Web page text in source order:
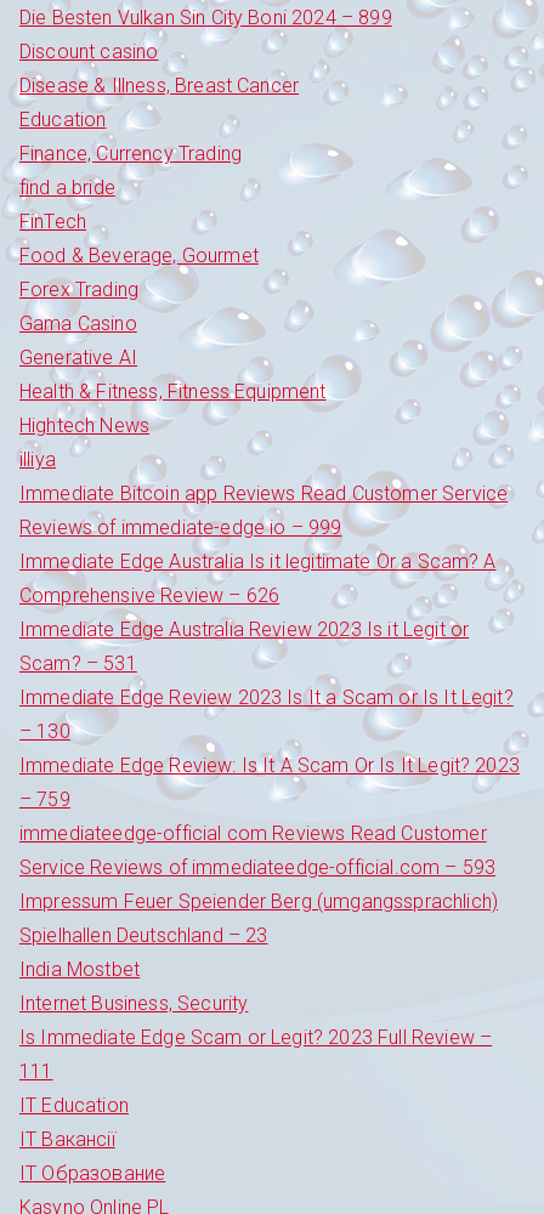
Die Besten Vulkan Sin City Boni 2024 – 899
Discount casino
Disease & Illness, Breast Cancer
Education
Finance, Currency Trading
find a bride
FinTech
Food & Beverage, Gourmet
Forex Trading
Gama Casino
Generative AI
Health & Fitness, Fitness Equipment
Hightech News
illiya
Immediate Bitcoin app Reviews Read Customer Service
Reviews of immediate-edge io – 999
Immediate Edge Australia Is it legitimate Or a Scam? A
Comprehensive Review – 626
Immediate Edge Australia Review 2023 Is it Legit or
Scam? – 531
Immediate Edge Review 2023 Is It a Scam or Is It Legit?
– 130
Immediate Edge Review: Is It A Scam Or Is It Legit? 2023
– 759
immediateedge-official com Reviews Read Customer
Service Reviews of immediateedge-official.com – 593
Impressum Feuer Speiender Berg (umgangssprachlich)
Spielhallen Deutschland – 23
India Mostbet
Internet Business, Security
Is Immediate Edge Scam or Legit? 2023 Full Review –
111
IT Education
IT Вакансії
IT Образование
Kasyno Online PL